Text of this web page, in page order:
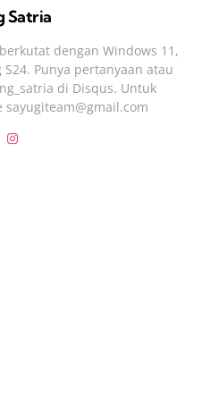
Satria
dengan Windows 11,
Punya pertanyaan atau
di Disqus. Untuk
sayugiteam@gmail.com